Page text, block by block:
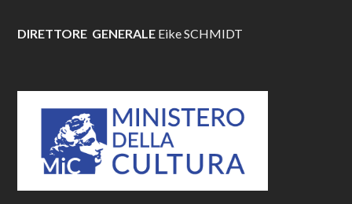
DIRETTORE GENERALE Eike SCHMIDT